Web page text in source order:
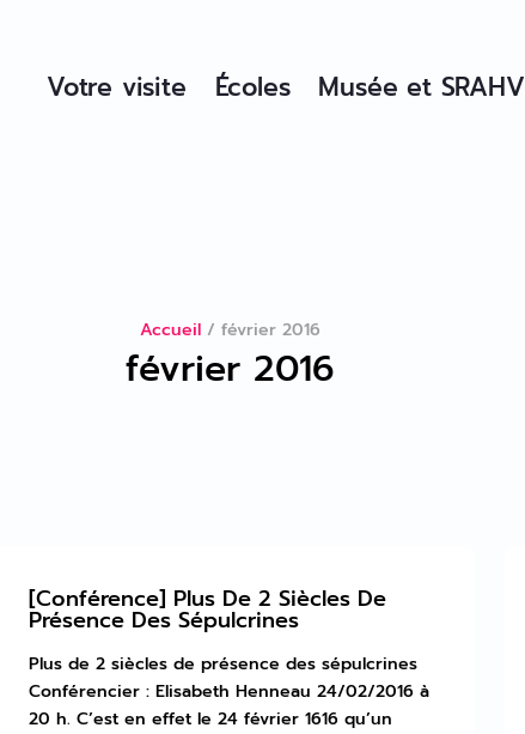
Votre visite Écoles Musée et SRAHV
Accueil /février 2016
février 2016
[Conférence] Plus De 2 Siècles De
Présence Des Sépulcrines
Plus de 2 siècles de présence des sépulcrines
Conférencier : Elisabeth Henneau 24/02/2016 à
20 h. C’est en effet le 24 février 1616 qu’un